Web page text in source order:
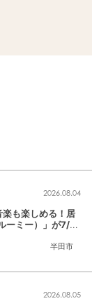
半田市
2026.08.04
楽も楽しめる！居
ーミー）」が7/3
2026.08.05